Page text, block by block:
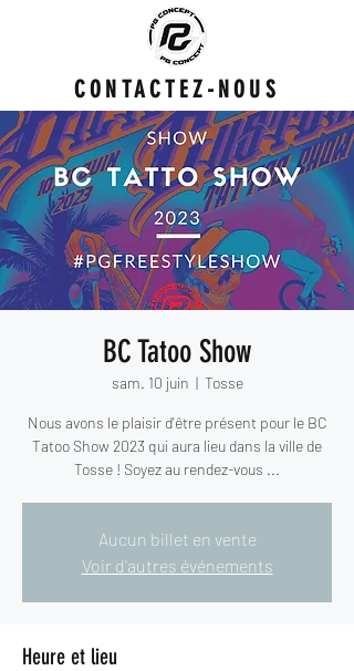
CONTACTEZ-NOUS
BC Tatoo Show
sam. 10 juin
  |
Tosse
Nous avons le plaisir d'être présent pour le BC
Tatoo Show 2023 qui aura lieu dans la ville de
Tosse ! Soyez au rendez-vous ...
Aucun billet en vente
Voir d'autres événements
Heure et lieu